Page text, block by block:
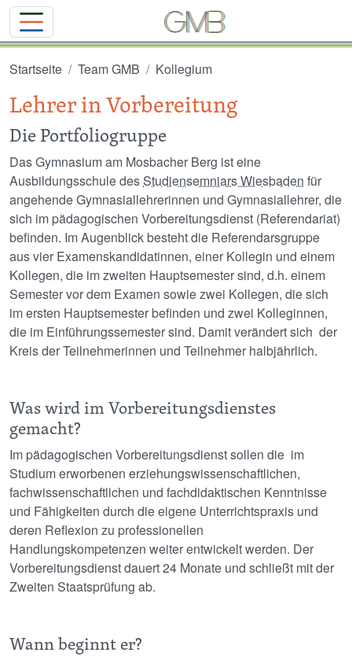
Startseite Team GMB Kollegium
Lehrer in Vorbereitung
Die Portfoliogruppe
Das Gymnasium am Mosbacher Berg ist eine
Ausbildungsschule desStudiensemniars Wiesbaden für
angehende Gymnasiallehrerinnen und Gymnasiallehrer, die
sich im pädagogischen Vorbereitungsdienst (Referendariat)
befinden. Im Augenblick besteht die Referendarsgruppe
aus vier Examenskandidatinnen, einer Kollegin und einem
Kollegen, die im zweiten Hauptsemester sind, d.h. einem
Semester vor dem Examen sowie zwei Kollegen, die sich
im ersten Hauptsemester befinden und zwei Kolleginnen,
die im Einführungssemester sind. Damit verändert sich der
Kreis der Teilnehmerinnen und Teilnehmer halbjährlich.
Was wird im Vorbereitungsdienstes
gemacht?
Im pädagogischen Vorbereitungsdienst sollen die im
Studium erworbenen erziehungswissenschaftlichen,
fachwissenschaftlichen und fachdidaktischen Kenntnisse
und Fähigkeiten durch die eigene Unterrichtspraxis und
deren Reflexion zu professionellen
Handlungskompetenzen weiter entwickelt werden. Der
Vorbereitungsdienst dauert 24 Monate und schließt mit der
Zweiten Staatsprüfung ab.
Wann beginnt er?